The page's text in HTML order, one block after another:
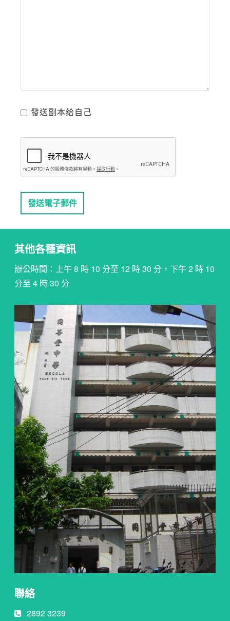
發送副本给自己
發送電子郵件
其他各種資訊
辦公時間：上午 8 時 10 分至 12 時 30 分，下午 2 時 10
分至 4 時 30 分
聯絡
2892 3239